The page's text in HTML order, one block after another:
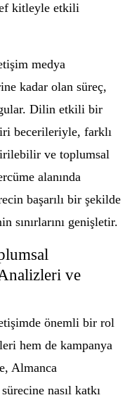
kitleyle etkili
medya
kadar olan süreç,
Dilin etkili bir
becerileriyle, farklı
ve toplumsal
alanında
başarılı bir şekilde
sınırlarını genişletir.
ve
önemli bir rol
hem de kampanya
Almanca
nasıl katkı